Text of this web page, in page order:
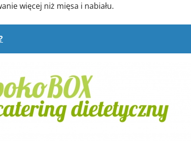
więcej niż mięsa i nabiału.